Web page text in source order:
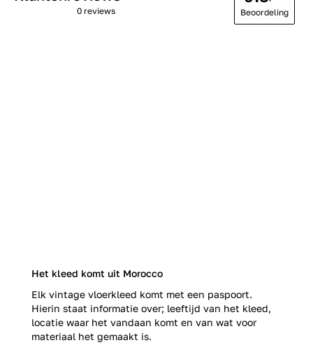
Het kleed komt uit Morocco
Elk vintage vloerkleed komt met een paspoort.
Hierin staat informatie over; leeftijd van het kleed,
locatie waar het vandaan komt en van wat voor
materiaal het gemaakt is.
0 reviews Beoordeling